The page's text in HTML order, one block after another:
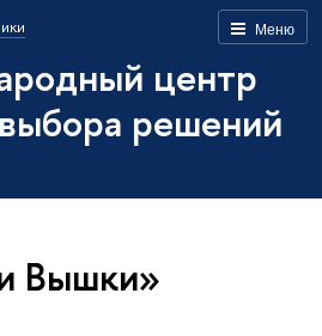
Меню
центр
решений
Вышки»